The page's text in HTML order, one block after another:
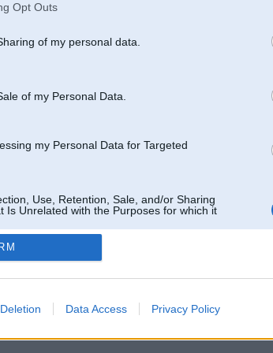
Opt Outs
of my personal data.
of my Personal Data.
my Personal Data for Targeted
Use, Retention, Sale, and/or Sharing
Is Unrelated with the Purposes for which it
Data Access Privacy Policy